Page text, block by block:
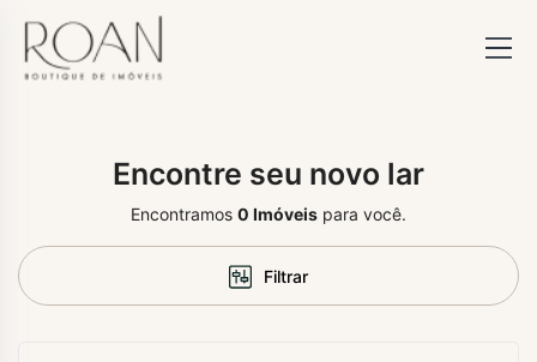
Encontre seu novo lar
Encontramos 0 Imóveis para você.
Filtrar